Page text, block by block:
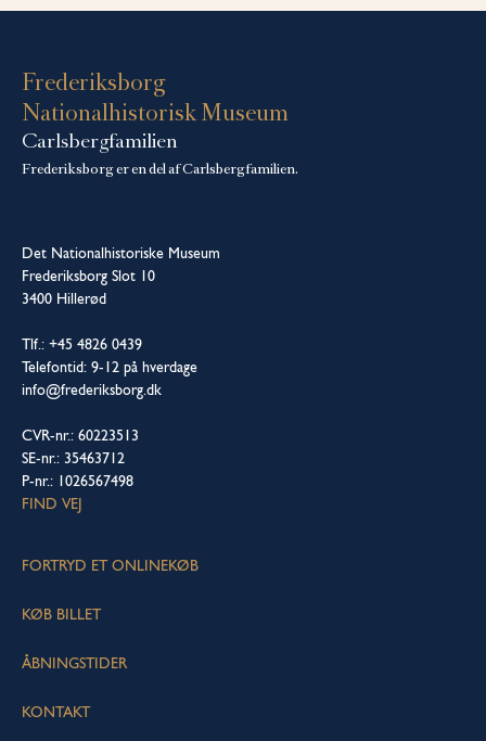
Frederiksborg
Nationalhistorisk Museum
Carlsbergfamilien
Frederiksborg er en del af Carlsbergfamilien.
Det Nationalhistoriske Museum
Frederiksborg Slot 10
3400 Hillerød
Tlf.: +45 4826 0439
Telefontid: 9-12 på hverdage
info@frederiksborg.dk
CVR-nr.: 60223513
SE-nr.: 35463712
P-nr.: 1026567498
FIND VEJ
FORTRYD ET ONLINEKØB
KØB BILLET
ÅBNINGSTIDER
KONTAKT